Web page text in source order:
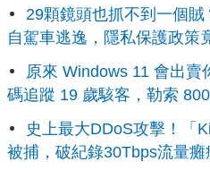
29顆鏡頭也抓不到一個
自駕車逃逸，隱私保護政策
原來 Windows 11 會出賣
碼追蹤 19 歲駭客，勒索
史上最大DDoS攻擊！「
被捕，破紀錄30Tbps流量癱